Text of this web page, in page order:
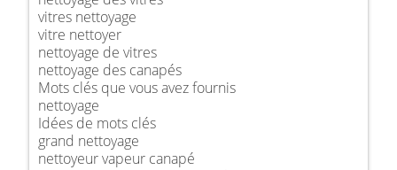
vitres nettoyage
vitre nettoyer
nettoyage de vitres
nettoyage des canapés
Mots clés que vous avez fournis
nettoyage
Idées de mots clés
grand nettoyage
nettoyeur vapeur canapé